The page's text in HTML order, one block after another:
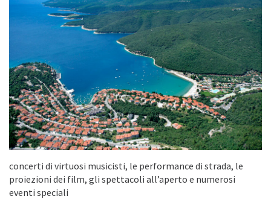
concerti di virtuosi musicisti, le performance di strada, le
proiezioni dei film, gli spettacoli all’aperto e numerosi
eventi speciali